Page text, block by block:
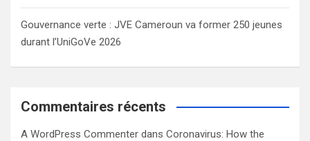
Gouvernance verte : JVE Cameroun va former 250 jeunes
durant l’UniGoVe 2026
Commentaires récents
A WordPress Commenter dans Coronavirus: How the